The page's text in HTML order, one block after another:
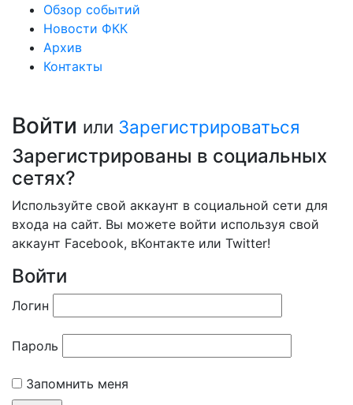
Обзор событий
Новости ФКК
Архив
Контакты
Войти или Зарегистрироваться
Зарегистрированы в социальных
сетях?
Используйте свой аккаунт в социальной сети для
входа на сайт. Вы можете войти используя свой
аккаунт Facebook, вКонтакте или Twitter!
Войти
Логин
Пароль
Запомнить меня